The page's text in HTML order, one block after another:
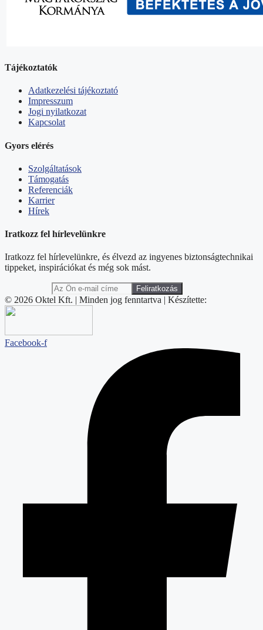
Tájékoztatók
Adatkezelési tájékoztató
Impresszum
Jogi nyilatkozat
Kapcsolat
Gyors elérés
Szolgáltatások
Támogatás
Referenciák
Karrier
Hírek
Iratkozz fel hírlevelünkre
Iratkozz fel hírlevelünkre, és élvezd az ingyenes biztonságtechnikai
tippeket, inspirációkat és még sok mást.
© 2026 Oktel Kft. | Minden jog fenntartva | Készítette:
Facebook-f